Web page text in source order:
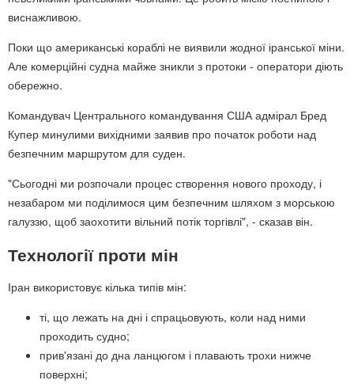
виснажливою.
Поки що американські кораблі не виявили жодної іранської міни.
Але комерційні судна майже зникли з протоки - оператори діють
обережно.
Командувач Центрального командування США адмірал Бред
Купер минулими вихідними заявив про початок роботи над
безпечним маршрутом для суден.
"Сьогодні ми розпочали процес створення нового проходу, і
незабаром ми поділимося цим безпечним шляхом з морською
галуззю, щоб заохотити вільний потік торгівлі", - сказав він.
Технології проти мін
Іран використовує кілька типів мін:
ті, що лежать на дні і спрацьовують, коли над ними
проходить судно;
прив'язані до дна ланцюгом і плавають трохи нижче
поверхні;